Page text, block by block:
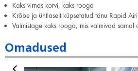
Kaks virnas korvi, kaks rooga
Krõbe ja ühtlaselt küpsetatud tänu Rapid
Valmistage kaks rooga, mis valmivad samal
Omadused